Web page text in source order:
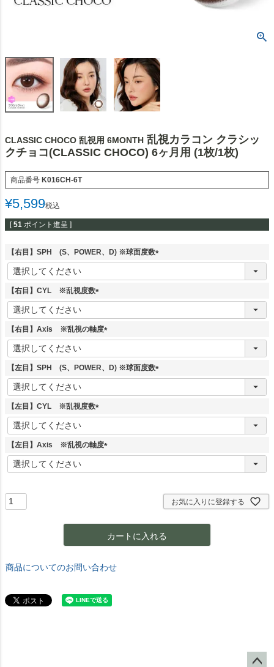
CLASSIC CHOCO 乱視用 6MONTH 乱視カラコン クラシッ
クチョコ(CLASSIC CHOCO) 6ヶ月用 (1枚/1枚)
商品番号 K016CH-6T
¥5,599税込
[ 51 ポイント進呈 ]
【右目】SPH (S、POWER、D) ※球面度数
(
【右目】CYL ※乱視度数
(
須
【右目】Axis ※乱視の軸度
(
須
【左目】SPH (S、POWER、D) ※球面度数
(
【左目】CYL ※乱視度数
(
須
【左目】Axis ※乱視の軸度
(
お気に入りに登録する
カートに入れる
商品についてのお問い合わせ